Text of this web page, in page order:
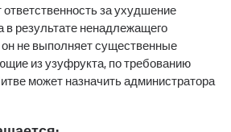
за ухудшение
результате ненадлежащего
не выполняет существенные
из узуфрукта, по требованию
может назначить администратора